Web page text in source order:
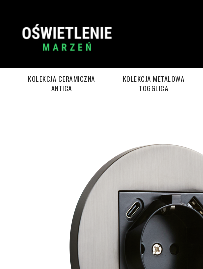
KOLEKCJA CERAMICZNA
ANTICA
KOLEKCJA METALOWA
TOGGLICA